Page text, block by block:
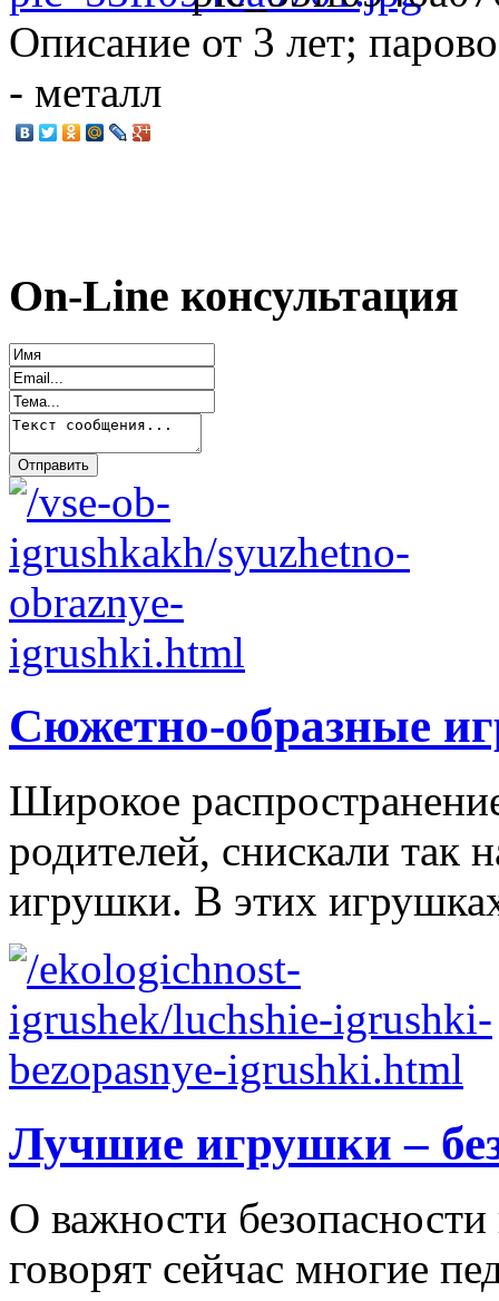
Описание от 3 лет;
- металл
On-Line консультация
Сюжетно-образные
Широкое
родителей, снискали так
игрушки. В этих
Лучшие игрушки –
О важности
говорят сейчас многие